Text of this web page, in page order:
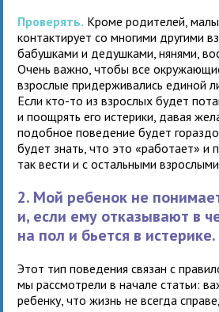
Проверять. Кроме родителей,
контактирует со многими другими
бабушками и дедушками, нянями,
Очень важно, чтобы все
взрослые придерживались единой
Если кто-то из взрослых будет
и поощрять его истерики, давая
подобное поведение будет
будет знать, что это «работает» и
так вести и с остальными
2. Мой ребенок не
и, если ему отказывают в
на пол и бьется в истерике.
Этот тип поведения связан с
мы рассмотрели в начале статьи:
ребенку, что жизнь не всегда